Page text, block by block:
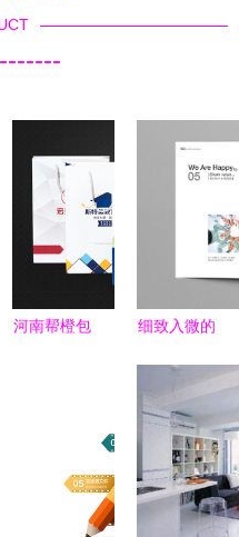
河南帮橙包
细致入微的
广州宣传画
册公司如何
精准把握客
户需求